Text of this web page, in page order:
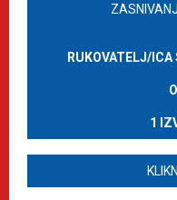
RUKOVATELJ/
1